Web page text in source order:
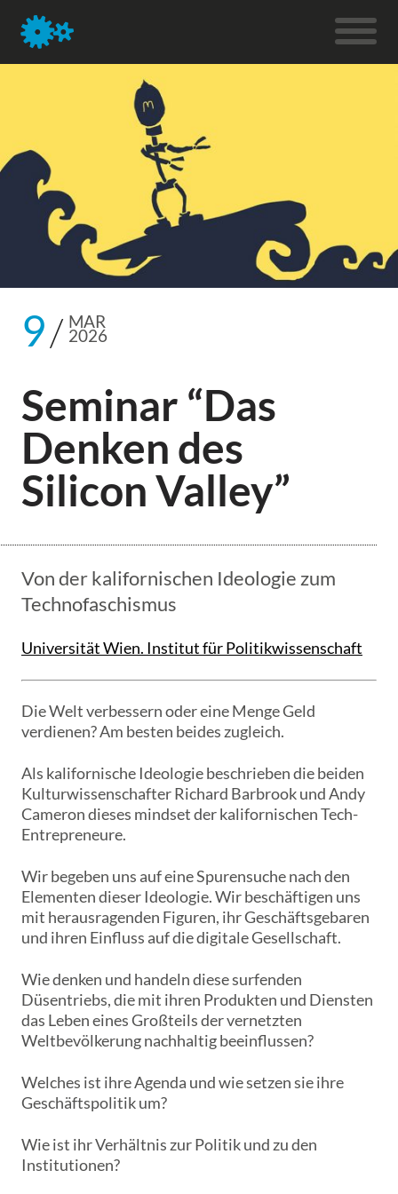
9 MAR
2026
Seminar “Das
Denken des
Silicon Valley”
Von der kalifornischen Ideologie zum
Technofaschismus
Universität Wien. Institut für Politikwissenschaft
Die Welt verbessern oder eine Menge Geld
verdienen? Am besten beides zugleich.
Als kalifornische Ideologie beschrieben die beiden
Kulturwissenschafter Richard Barbrook und Andy
Cameron dieses mindset der kalifornischen Tech-
Entrepreneure.
Wir begeben uns auf eine Spurensuche nach den
Elementen dieser Ideologie. Wir beschäftigen uns
mit herausragenden Figuren, ihr Geschäftsgebaren
und ihren Einfluss auf die digitale Gesellschaft.
Wie denken und handeln diese surfenden
Düsentriebs, die mit ihren Produkten und Diensten
das Leben eines Großteils der vernetzten
Weltbevölkerung nachhaltig beeinflussen?
Welches ist ihre Agenda und wie setzen sie ihre
Geschäftspolitik um?
Wie ist ihr Verhältnis zur Politik und zu den
Institutionen?